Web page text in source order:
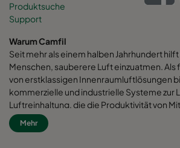
Produktsuche
Support
Warum Camfil
Seit mehr als einem halben Jahrhundert
Menschen, sauberere Luft einzuatmen.
von erstklassigen Innenraumluftlösungen
kommerzielle und industrielle Systeme zur
Luftreinhaltung, die die Produktivität von
Maschinen verbessern, den
die menschliche Gesundheit und die
Mehr